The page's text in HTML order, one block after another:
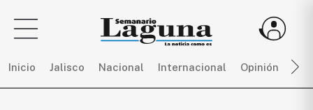
Inicio Jalisco Nacional Internacional Opinión